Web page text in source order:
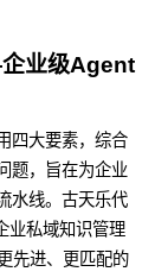
业级Agent
四大要素，综合
题，旨在为企业
水线。古天乐代
业私域知识管理
先进、更匹配的